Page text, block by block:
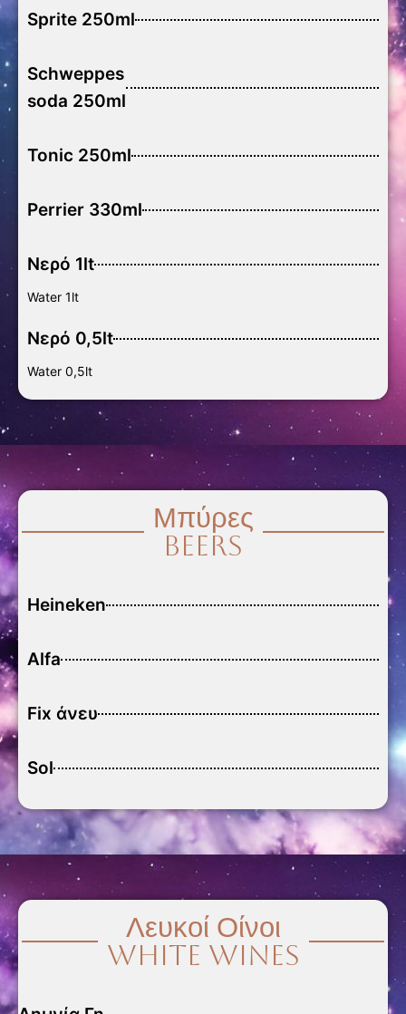
Sprite 250ml
Schweppes
soda 250ml
Tonic 250ml
Perrier 330ml
Νερό 1lt
Water 1lt
Νερό 0,5lt
Water 0,5lt
Μπύρες
Beers
Heineken
Alfa
Fix άνευ
Sol
Λευκοί Οίνοι
White Wines